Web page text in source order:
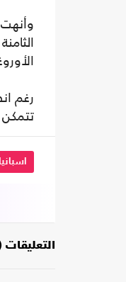
الأوروغواي (2)
تتمكن
اسبانيا
التعليقات